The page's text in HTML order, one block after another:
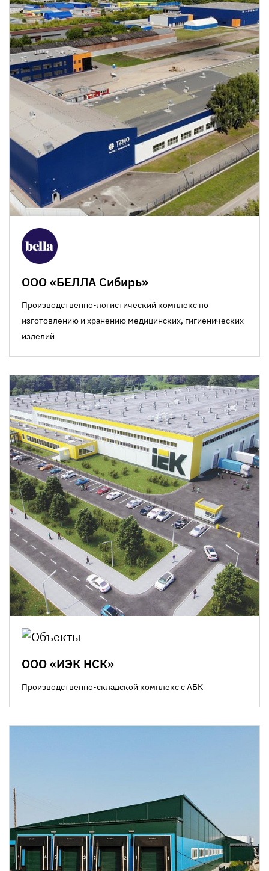
ООО «БЕЛЛА Сибирь»
Производственно-логистический комплекс по
изготовлению и хранению медицинских, гигиенических
изделий
ООО «ИЭК НСК»
Производственно-складской комплекс с АБК